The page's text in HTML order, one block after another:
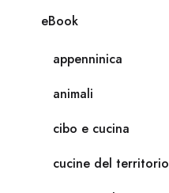
eBook
appenninica
animali
cibo e cucina
cucine del territorio